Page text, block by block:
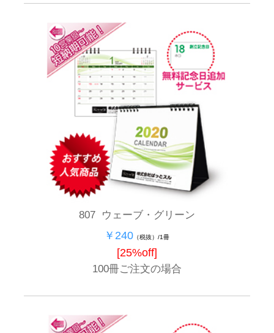
807 ウェーブ・グリーン
￥240 （税抜）/1冊
[25%off]
100冊ご注文の場合